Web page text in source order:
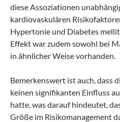
diese Assoziationen
kardiovaskulären
Hypertonie und Diabetes
Effekt war zudem sowohl bei
in ähnlicher Weise vorhanden.
Bemerkenswert ist auch, dass
keinen signifikanten Einfluss
hatte, was darauf hindeutet,
Größe im Risikomanagement